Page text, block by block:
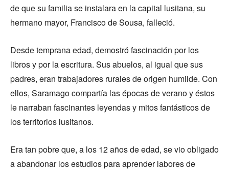
de que su familia se instalara en la capital lusitana, su
hermano mayor, Francisco de Sousa, falleció.
Desde temprana edad, demostró fascinación por los
libros y por la escritura. Sus abuelos, al igual que sus
padres, eran trabajadores rurales de origen humilde. Con
ellos, Saramago compartía las épocas de verano y éstos
le narraban fascinantes leyendas y mitos fantásticos de
los territorios lusitanos.
Era tan pobre que, a los 12 años de edad, se vio obligado
a abandonar los estudios para aprender labores de